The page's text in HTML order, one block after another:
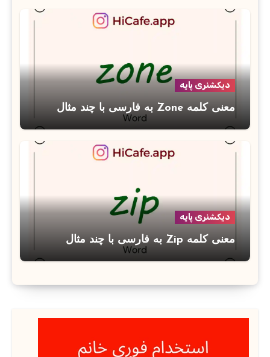
دیکشنری پایه
معنی کلمه Zone به فارسی با چند مثال
دیکشنری پایه
معنی کلمه Zip به فارسی با چند مثال